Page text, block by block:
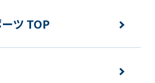
translation.
ツ TOP